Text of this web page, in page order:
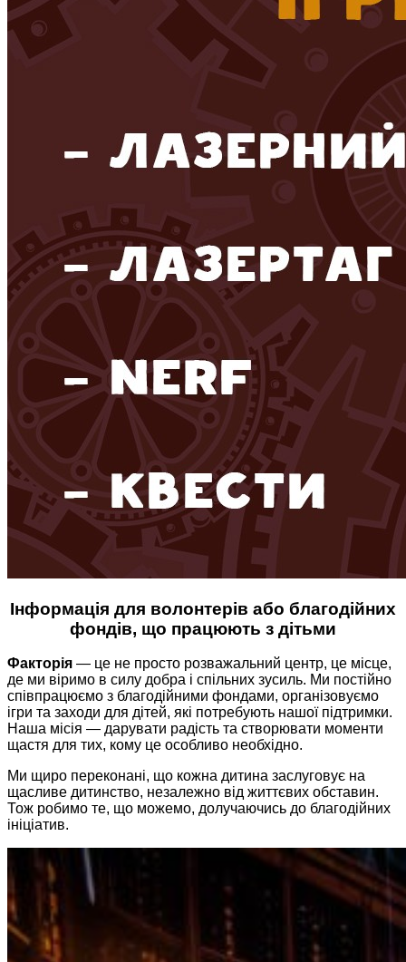
​​Інформація для волонтерів або благодійних
фондів, що працюють з дітьми
Факторія — це не просто розважальний центр, це місце,
де ми віримо в силу добра і спільних зусиль. Ми постійно
співпрацюємо з благодійними фондами, організовуємо
ігри та заходи для дітей, які потребують нашої підтримки.
Наша місія — дарувати радість та створювати моменти
щастя для тих, кому це особливо необхідно.
Ми щиро переконані, що кожна дитина заслуговує на
щасливе дитинство, незалежно від життєвих обставин.
Тож робимо те, що можемо, долучаючись до благодійних
ініціатив.